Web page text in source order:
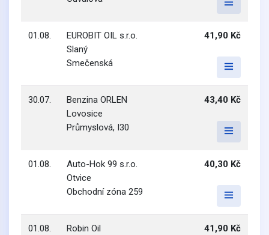
01.08.
EUROBIT OIL s.r.o.
Slaný
Smečenská
41,90 Kč
30.07.
Benzina ORLEN
Lovosice
Průmyslová, I30
43,40 Kč
01.08.
Auto-Hok 99 s.r.o.
Otvice
Obchodní zóna 259
40,30 Kč
01.08.
Robin Oil
41,90 Kč